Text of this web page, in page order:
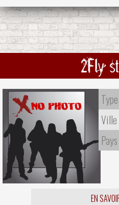
2Fly
Type
Ville
Pays
EN